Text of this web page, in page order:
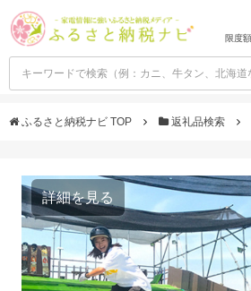
限度
ふるさと納税ナビ TOP 返礼品検索
詳細を見る